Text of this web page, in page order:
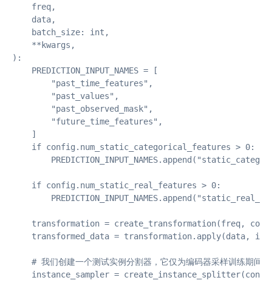
    freq,
    data,
    batch_size: int,
    **kwargs,
):
    PREDICTION_INPUT_NAMES = [
        "past_time_features",
        "past_values",
        "past_observed_mask",
        "future_time_features",
    ]
    if config.num_static_categorical_features > 0:
    if config.num_static_real_features > 0:
transformation = create_transformation(freq,
transformed_data = transformation.apply(data,
# 我们创建一个测试实例分割器，它仅为编码器采样训练期间
instance_sampler =